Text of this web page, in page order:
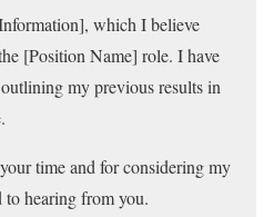
which I believe
[Position Name] role. I have
my previous results in
time and for considering my
hearing from you.